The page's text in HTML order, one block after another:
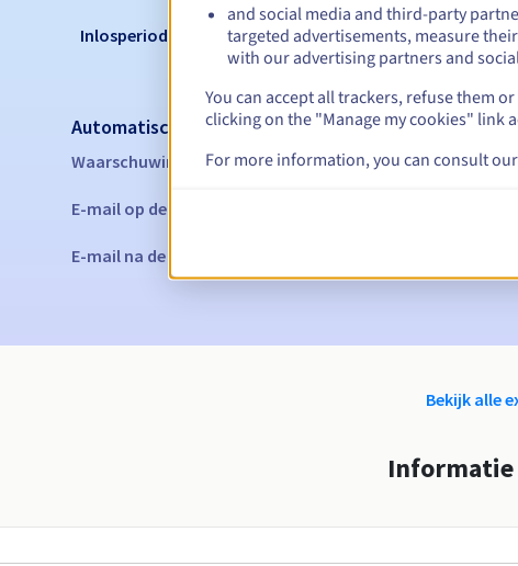
Inlosperiode
Automatische meldingen:
Waarschuwings-e-mails:60, 30, 15, 7 en 3 dagen vóór de
E-mail op de vervaldatum
E-mail na de Redemption Grace Period om de
Bekijk alle
and social media and third-party
targeted advertisements, measure
with our advertising partners and
You can accept all trackers, refuse them
clicking on the "Manage my cookies" link
For more information, you can consult our